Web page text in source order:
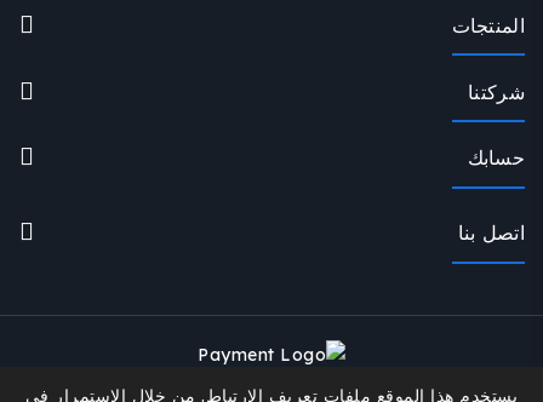
المنتجات
شركتنا
حسابك
اتصل بنا
يستخدم هذا الموقع ملفات تعريف الارتباط. من خلال الاستمرار في